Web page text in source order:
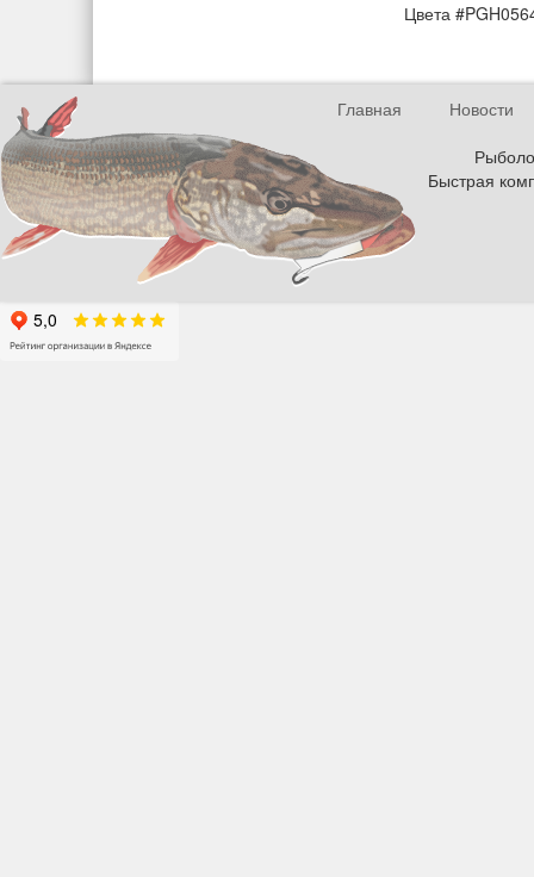
Цвета
Главная
Новости
Быстрая